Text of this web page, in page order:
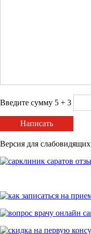
Введите сумму 5 + 3
Написать
Версия для слабовидящих